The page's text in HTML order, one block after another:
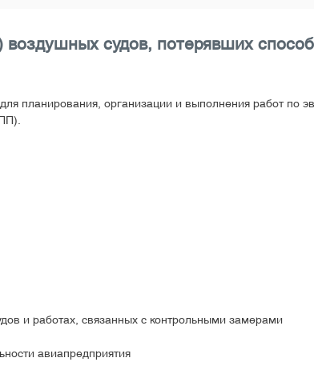
судов, потерявших
планирования, организации и выполнения работ по
и работах, связанных с контрольными замерами
авиапредприятия